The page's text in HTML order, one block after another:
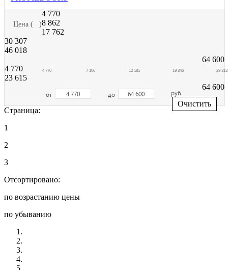
Цена ( )
4 770
8 862
17 762
30 307
46 018
64 600
4 770
23 615
64 600
4 770 7 106 12 185 19 346 28 313
от до руб.
Очистить
Страница:
1
2
3
Отсортировано:
по возрастанию цены
по убыванию